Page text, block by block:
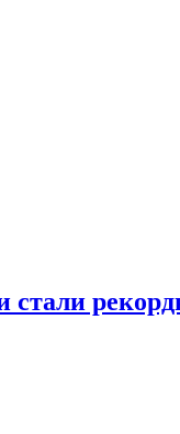
стали